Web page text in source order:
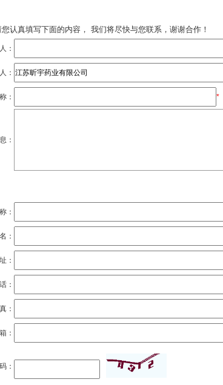
认真填写下面的内容， 我们将尽快与您联系，谢谢合作！
：
：
： *
：
：
：